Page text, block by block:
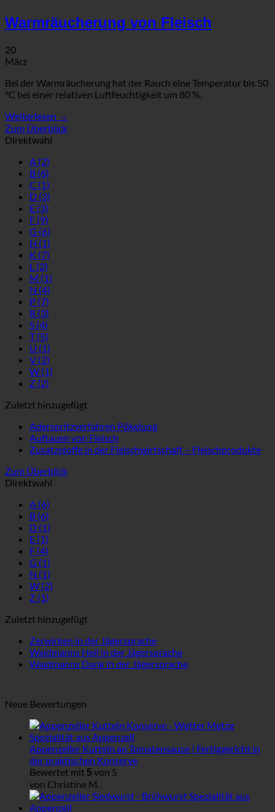
Warmräucherung von Fleisch
20
März
Bei der Warmräucherung hat der Rauch eine Temperatur bis 50
°C bei einer relativen Luftfeuchtigkeit um 80 %.
Weiterlesen →
Zum Überblick
Direktwahl
A (2)
B (6)
C (1)
D (3)
E (3)
F (9)
G (6)
H (1)
K (7)
L (2)
M (1)
N (4)
P (7)
R (3)
S (4)
T(5)
U (1)
V (2)
W (1)
Z (2)
Zuletzt hinzugefügt
Aderspritzverfahren Pökelung
Auftauen von Fleisch
Zusatzstoffe in der Fleischwirtschaft – Fleischprodukte
Zum Überblick
Direktwahl
A (6)
B (6)
D (1)
E (1)
F (4)
G (1)
N (1)
W (2)
Z (1)
Zuletzt hinzugefügt
Zerwirken in der Jägersprache
Waidmanns Heil in der Jägersprache
Waidmanns Dank in der Jägersprache
Neue Bewertungen
Appenzeller Kutteln an Tomatensauce | Fertiggericht in
der praktischen Konserve
Bewertet mit 5 von 5
von Christine M.